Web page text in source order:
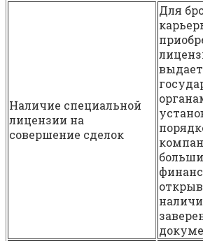
Наличие специальной
лицензии на
совершение сделок
Для